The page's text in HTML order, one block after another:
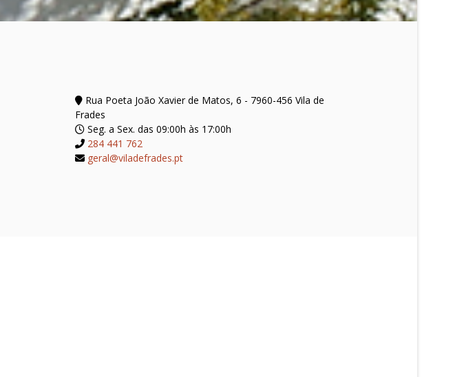
Rua Poeta João Xavier de Matos, 6 - 7960-456 Vila de
Frades
Seg. a Sex. das 09:00h às 17:00h
284 441 762
geral@viladefrades.pt